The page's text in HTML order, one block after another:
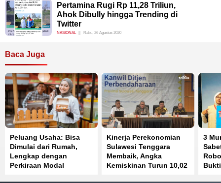
Pertamina Rugi Rp 11,28 Triliun,
Ahok Dibully hingga Trending di
Twitter
NASIONAL Rabu, 26 Agustus 2020
Baca Juga
Peluang Usaha: Bisa
Dimulai dari Rumah,
Lengkap dengan
Perkiraan Modal
Kinerja Perekonomian
Sulawesi Tenggara
Membaik, Angka
Kemiskinan Turun 10,02
3